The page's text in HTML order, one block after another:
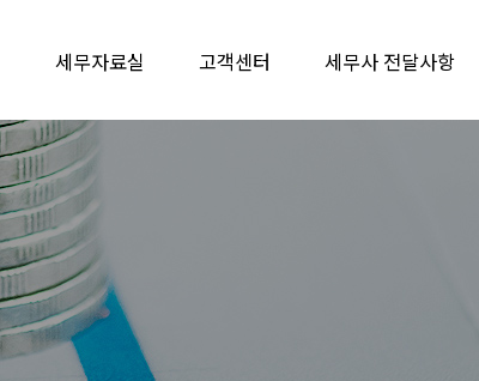
세무자료실 고객센터 세무사 전달사항